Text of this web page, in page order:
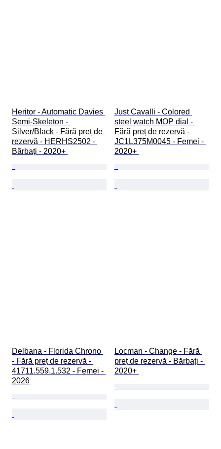
Heritor - Automatic Davies
Semi-Skeleton -
Silver/Black - Fără preț de
rezervă - HERHS2502 -
Bărbați - 2020+
Just Cavalli - Colored
steel watch MOP dial -
Fără preț de rezervă -
JC1L375M0045 - Femei -
2020+
Delbana - Florida Chrono
- Fără preț de rezervă -
41711.559.1.532 - Femei -
2026
Locman - Change - Fără
preț de rezervă - Bărbați -
2020+